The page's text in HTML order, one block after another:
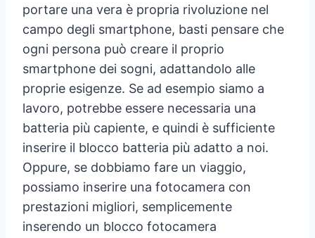
portare una vera è propria rivoluzione nel
campo degli smartphone, basti pensare che
ogni persona può creare il proprio
smartphone dei sogni, adattandolo alle
proprie esigenze. Se ad esempio siamo a
lavoro, potrebbe essere necessaria una
batteria più capiente, e quindi è sufficiente
inserire il blocco batteria più adatto a noi.
Oppure, se dobbiamo fare un viaggio,
possiamo inserire una fotocamera con
prestazioni migliori, semplicemente
inserendo un blocco fotocamera